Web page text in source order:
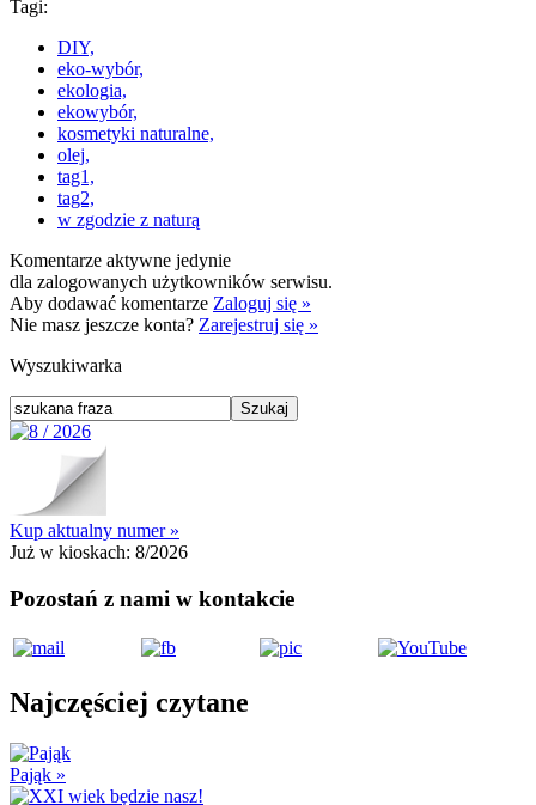
Tagi:
DIY,
eko-wybór,
ekologia,
ekowybór,
kosmetyki naturalne,
olej,
tag1,
tag2,
w zgodzie z naturą
Komentarze aktywne jedynie
dla zalogowanych użytkowników serwisu.
Aby dodawać komentarze Zaloguj się »
Nie masz jeszcze konta? Zarejestruj się »
Wyszukiwarka
Kup aktualny numer »
Już w kioskach: 8/2026
Pozostań z nami w kontakcie
Najczęściej czytane
Pająk »